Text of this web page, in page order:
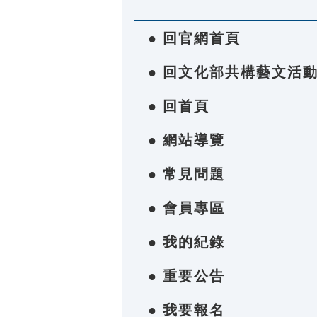
● 回官網首頁
● 回文化部共構藝文活
● 回首頁
● 網站導覽
● 常見問題
● 會員專區
● 我的紀錄
● 重要公告
● 我要報名